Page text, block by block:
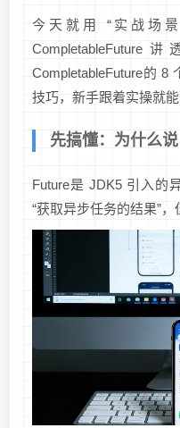
今天就用 “实战场
CompletableFuture
CompletableFuture的 8
技巧，新手跟着实操就能
先搞懂：为什么
Future是 JDK5 引入的
“获取异步任务的结果”，